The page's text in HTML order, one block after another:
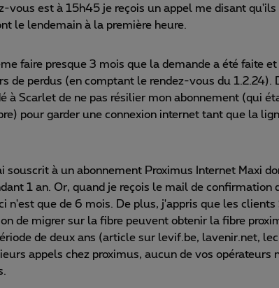
vous est à 15h45 je reçois un appel me disant
le lendemain à la première heure.
faire presque 3 mois que la demande a été faite
de perdus (en comptant le rendez-vous du 1.2.24).
à Scarlet de ne pas résilier mon abonnement (qui
pour garder une connexion internet tant que la
souscrit à un abonnement Proximus Internet Maxi
1 an. Or, quand je reçois le mail de confirmation
n'est que de 6 mois. De plus, j'appris que les clients
de migrer sur la fibre peuvent obtenir la fibre
de deux ans (article sur levif.be, lavenir.net,
appels chez proximus, aucun de vos opérateurs